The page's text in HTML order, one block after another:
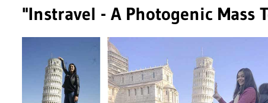
"Instravel - A Photogenic Mass